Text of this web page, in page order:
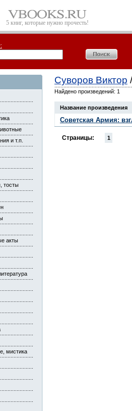
5 книг, которые нужно прочесть!
и т.п.
тосты
акты
мистика
Суворов Виктор
Найдено произведений: 1
Название произведения
Советская Армия:
Страницы: 1